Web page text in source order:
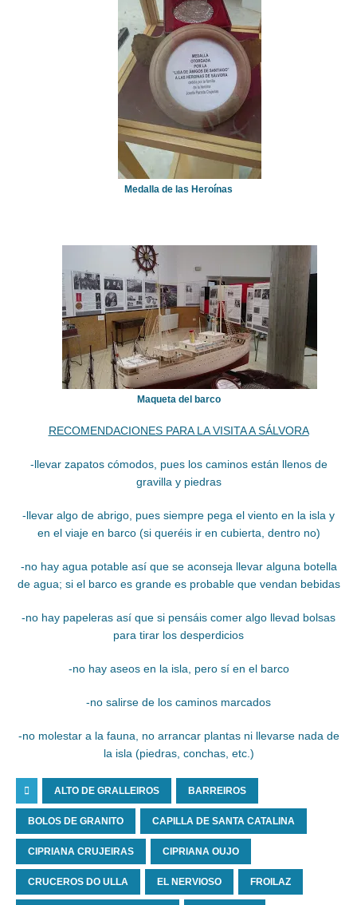
Medalla de las Heroínas
Maqueta del barco
RECOMENDACIONES PARA LA VISITA A SÁLVORA
-llevar zapatos cómodos, pues los caminos están llenos de
gravilla y piedras
-llevar algo de abrigo, pues siempre pega el viento en la isla y
en el viaje en barco (si queréis ir en cubierta, dentro no)
-no hay agua potable así que se aconseja llevar alguna botella
de agua; si el barco es grande es probable que vendan bebidas
-no hay papeleras así que si pensáis comer algo llevad bolsas
para tirar los desperdicios
-no hay aseos en la isla, pero sí en el barco
-no salirse de los caminos marcados
-no molestar a la fauna, no arrancar plantas ni llevarse nada de
la isla (piedras, conchas, etc.)
ALTO DE GRALLEIROS BARREIROS
BOLOS DE GRANITO CAPILLA DE SANTA CATALINA
CIPRIANA CRUJEIRAS CIPRIANA OUJO
CRUCEROS DO ULLA EL NERVIOSO FROILAZ